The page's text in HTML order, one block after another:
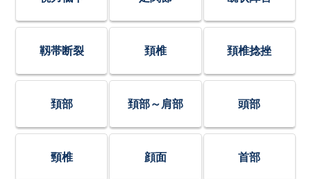
靱帯断裂 頚椎 頚椎捻挫
頚部 頚部～肩部 頭部
頸椎 顔面 首部